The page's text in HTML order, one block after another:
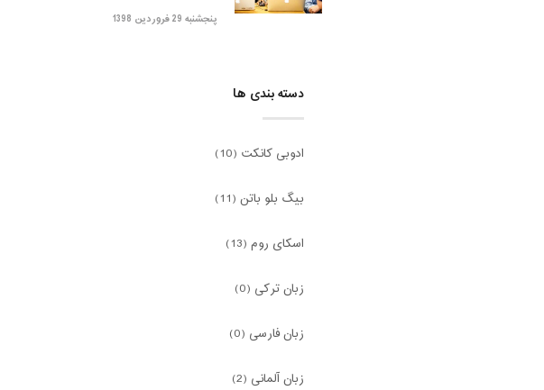
پنجشنبه 29 فروردین 1398
دسته بندی ها
ادوبی کانکت (10)
بیگ بلو باتن (11)
اسکای روم (13)
زبان ترکی (0)
زبان فارسی (0)
زبان آلمانی (2)